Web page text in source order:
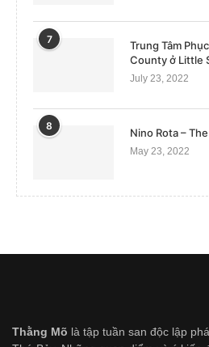
7
Trung Tâm
County ở Little
July 23, 2022
8
Nino Rota –
May 23, 2022
Thằng Mõ là tập tuần san độc lập